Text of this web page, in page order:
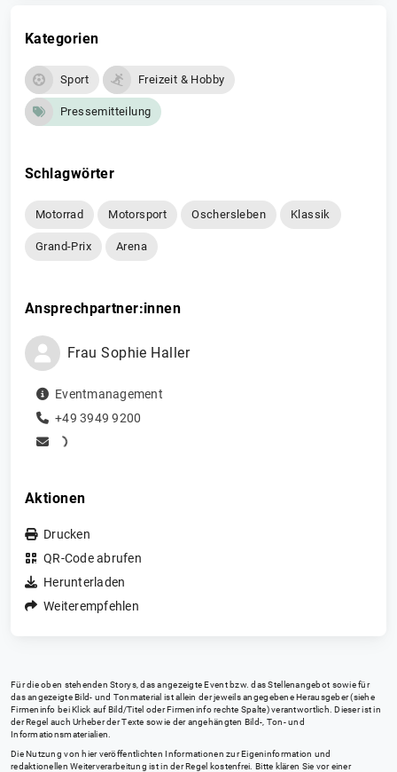
Kategorien
Sport Freizeit & Hobby
Pressemitteilung
Schlagwörter
Motorrad Motorsport Oschersleben Klassik
Grand-Prix Arena
Ansprechpartner:innen
Frau Sophie Haller
Eventmanagement
+49 3949 9200
Aktionen
Drucken
QR-Code abrufen
Herunterladen
Weiterempfehlen
Für die oben stehenden Storys, das angezeigte Event bzw. das Stellenangebot sowie für
das angezeigte Bild- und Tonmaterial ist allein der jeweils angegebene Herausgeber (siehe
Firmeninfo bei Klick auf Bild/Titel oder Firmeninfo rechte Spalte) verantwortlich. Dieser ist in
der Regel auch Urheber der Texte sowie der angehängten Bild-, Ton- und
Informationsmaterialien.
Die Nutzung von hier veröffentlichten Informationen zur Eigeninformation und
redaktionellen Weiterverarbeitung ist in der Regel kostenfrei. Bitte klären Sie vor einer